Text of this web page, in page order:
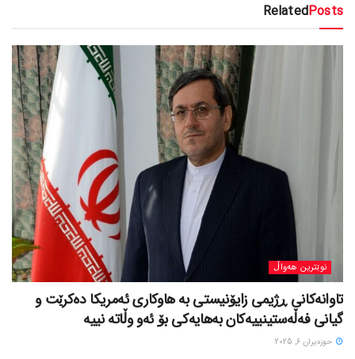
RelatedPosts
نوێترین هەواڵ
تاوانەکانی ڕژیمی زایۆنیستی بە هاوکاری ئەمریکا دەکرێت و
گیانی فەڵەستینییەکان بەهایەکی بۆ ئەو وڵاتە نییە
حوزه‌یران 6, 2025